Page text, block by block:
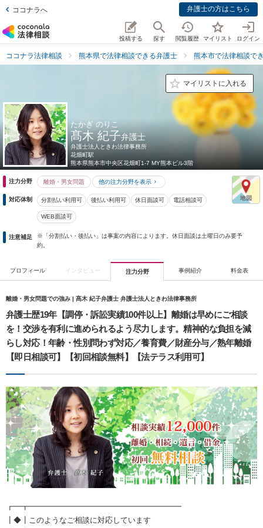
ココナラへ 弁護士の方はこちら
投稿する 探す 閲覧履歴 マイリスト ログイン
ココナラ法律相談 熊本県で法律相談できる弁護士 熊本市で法律相談で
マイリストに入れる
たかぎ のりこ
髙木 紀子弁護士
弁護士法人ときわ法律事務所
花畑町駅
熊本県熊本市中央区花畑町1-7 MY熊本ビル3階
注力分野 離婚・男女問題 他の注力分野を表示
対応体制 分割払い利用可 後払い利用可 休日面談可 電話相談可
WEB面談可
注意補足
※「分割払い・後払い」は事案の内容によります。休日面談は土曜日のみ要予
約。
プロフィール インタビュー 注力分野 事例紹介 料金表
離婚・男女問題での強み | 髙木 紀子弁護士 弁護士法人ときわ法律事務所
弁護士歴19年【調停・訴訟実績100件以上】離婚は早めにご相談
を！交渉を有利に進められるよう尽力します。精神的な負担を減
らし対応！年齢・性別問わず対応／養育費／財産分与／熟年離婚
【即日相談可】【初回相談無料】【法テラス利用可】
┏━┳━━━━━━━━━━━━━━━━━━━━
┃◆┃このようなご相談に対応しています